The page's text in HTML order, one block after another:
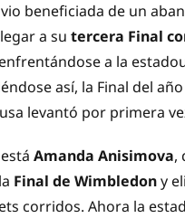
beneficiada de un
a su tercera Final
a la
así, la Final del
levantó por primera
Amanda Anisimova,
Final de Wimbledony
corridos. Ahora la